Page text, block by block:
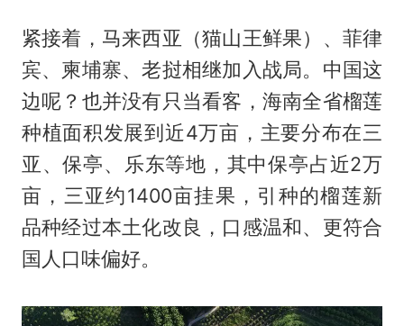
紧接着，马来西亚（猫山王鲜果）、菲律
宾、柬埔寨、老挝相继加入战局。中国这
边呢？也并没有只当看客，海南全省榴莲
种植面积发展到近4万亩，主要分布在三
亚、保亭、乐东等地，其中保亭占近2万
亩，三亚约1400亩挂果，引种的榴莲新
品种经过本土化改良，口感温和、更符合
国人口味偏好。